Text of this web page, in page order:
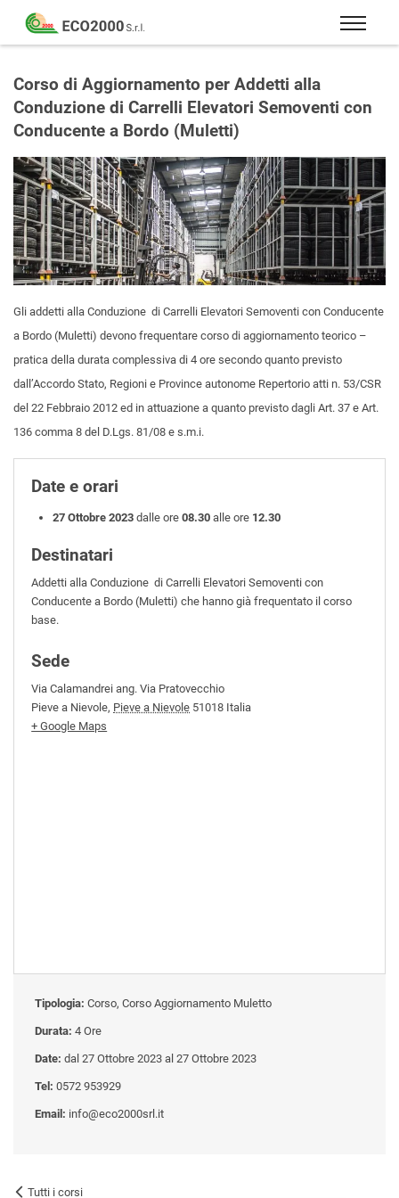
Eco
2000
Formazione
consulenza
per
la
sicurezza
sul
lavoro
–
D.Lgs
81/08
Corso di Aggiornamento per Addetti alla
Conduzione di Carrelli Elevatori Semoventi con
Conducente a Bordo (Muletti)
Gli addetti alla Conduzione di Carrelli Elevatori Semoventi con Conducente
a Bordo (Muletti) devono frequentare corso di aggiornamento teorico –
pratica della durata complessiva di 4 ore secondo quanto previsto
dall’Accordo Stato, Regioni e Province autonome Repertorio atti n. 53/CSR
del 22 Febbraio 2012 ed in attuazione a quanto previsto dagli Art. 37 e Art.
136 comma 8 del D.Lgs. 81/08 e s.m.i.
Date e orari
27 Ottobre 2023 dalle ore08.30 alle ore 12.30
Destinatari
Addetti alla Conduzione di Carrelli Elevatori Semoventi con
Conducente a Bordo (Muletti) che hanno già frequentato il corso
base.
Sede
Via Calamandrei ang. Via Pratovecchio
Pieve a Nievole, Pieve a Nievole 51018 Italia
+ Google Maps
Tipologia: Corso, Corso Aggiornamento Muletto
Durata: 4 Ore
Date: dal 27 Ottobre 2023 al 27 Ottobre 2023
Tel: 0572 953929
Email: info@eco2000srl.it
Tutti i corsi